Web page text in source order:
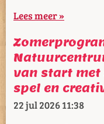
Lees meer »
van start
spel en
22 jul 202611:38